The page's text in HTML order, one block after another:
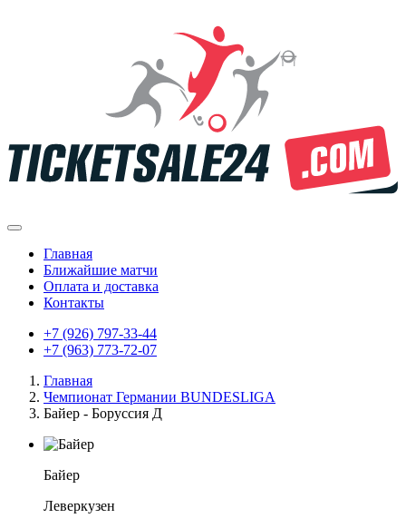
Главная
Ближайшие матчи
Оплата и доставка
Контакты
+7 (926) 797-33-44
+7 (963) 773-72-07
Главная
Чемпионат Германии BUNDESLIGA
Байер - Боруссия Д
Байер
Леверкузен